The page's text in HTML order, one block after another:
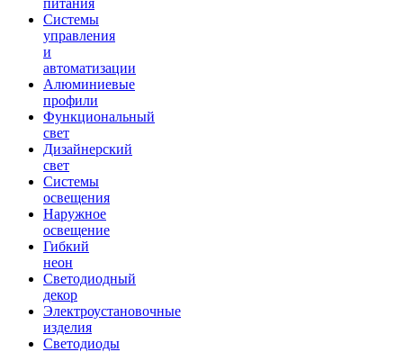
питания
Системы
управления
и
автоматизации
Алюминиевые
профили
Функциональный
свет
Дизайнерский
свет
Системы
освещения
Наружное
освещение
Гибкий
неон
Светодиодный
декор
Электроустановочные
изделия
Светодиоды